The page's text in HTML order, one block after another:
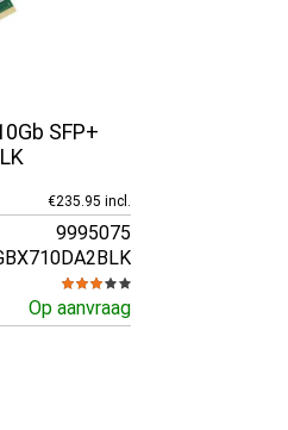
SFP+
€235.95 incl.
9995075
Op aanvraag